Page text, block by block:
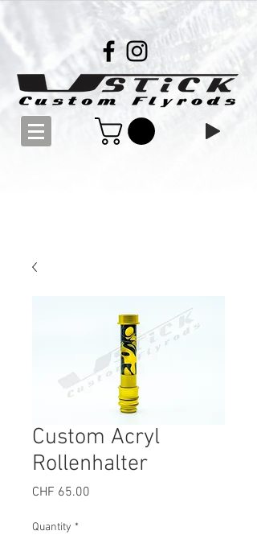
Custom Acryl
Rollenhalter
CHF 65.00
Quantity *